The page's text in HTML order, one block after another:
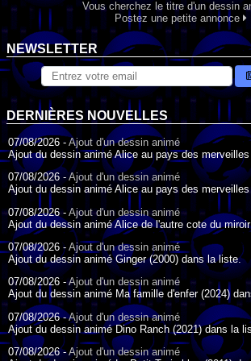
Vous cherchez le titre d'un dessin
Postez une petite annonce
NEWSLETTER
DERNIÈRES NOUVELLES
07/08/2026 - Ajout d'un dessin animé
Ajout du dessin animé Alice au pays des merveilles
07/08/2026 -Ajout d'un dessin animé
Ajout du dessin animé Alice au pays des
07/08/2026 -Ajout d'un dessin animé
Ajout du dessin animé Alice de l'autre cote du
07/08/2026 - Ajout d'un dessin animé
Ajout du dessin animé Ginger (2000) dans la liste.
07/08/2026 -Ajout d'un dessin animé
Ajout du dessin animé Ma famille d'enfer (2024)
07/08/2026 -Ajout d'un dessin animé
Ajout du dessin animé Dino Ranch (2021) dans la
07/08/2026 -Ajout d'un dessin animé